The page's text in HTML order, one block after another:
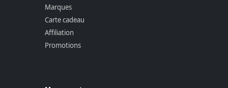
Marques
Carte cadeau
Affiliation
Promotions